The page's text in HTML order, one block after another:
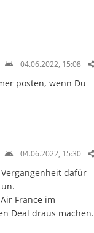
04.06.2022, 15:08
posten, wenn Du
04.06.2022, 15:30
dafür
France im
Deal draus machen.